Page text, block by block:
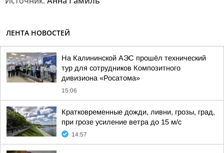
ЛЕНТА НОВОСТЕЙ
На Калининской АЭС прошёл технический
тур для сотрудников Композитного
дивизиона «Росатома»
15:06
Кратковременные дожди, ливни, грозы, град,
при грозе усиление ветра до 15 м/с
14:57